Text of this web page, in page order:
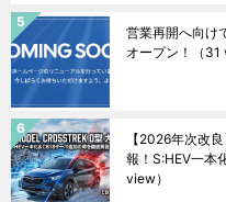
営業再開へ向け
オープン！
（31
【2026年次改
報！S:HEV一本
view）